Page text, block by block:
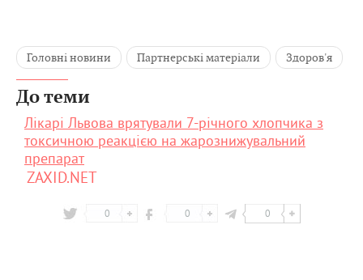
Головні новини Партнерські матеріали Здоров'я
До теми
Лікарі Львова врятували 7-річного хлопчика з
токсичною реакцією на жарознижувальний
препарат
ZAXID.NET
0 0 0